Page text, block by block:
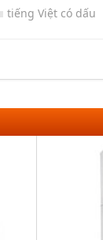
tiếng Việt có dấu